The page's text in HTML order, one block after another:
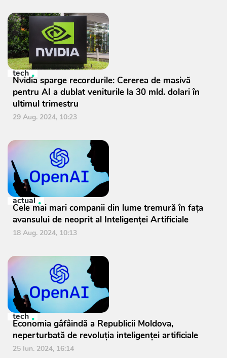
tech
Nvidia sparge recordurile: Cererea de masivă
pentru AI a dublat veniturile la 30 mld. dolari în
ultimul trimestru
29 Aug. 2024, 10:23
actual
Cele mai mari companii din lume tremură în faţa
avansului de neoprit al Inteligenţei Artificiale
18 Aug. 2024, 10:13
tech
Economia gâfâindă a Republicii Moldova,
neperturbată de revoluția inteligenței artificiale
25 Iun. 2024, 16:14